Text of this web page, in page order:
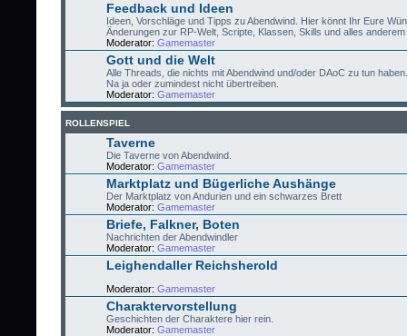
Feedback und Ideen
Ideen, Vorschläge und Tipps zu Abendwind. Hier könnt Ihr Eure
Änderungen zur RP-Welt, Scripte, Klassen, Skills und alles
Moderator: Gamemaster
Gott und die Welt
Alle Threads, die nichts mit Abendwind und/oder DAoC zu tun
Na ja oder zumindest nicht übertreiben.
Moderator: Gamemaster
ROLLENSPIEL
Taverne
Die Taverne von Abendwind.
Moderator: Gamemaster
Marktplatz und Bügerliche Aushänge
Der Marktplatz von Andurien und ein schwarzes Brett
Moderator: Gamemaster
Briefe, Falkner, Boten
Nachrichten der Abendwindler
Moderator: Gamemaster
Leighendaller Reichsherold
Moderator: Gamemaster
Charaktervorstellung
Geschichten der Charaktere hier rein.
Moderator: Gamemaster